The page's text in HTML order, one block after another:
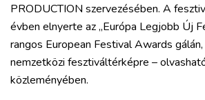
PRODUCTION szervezésében. A
évben elnyerte az „Európa Legjobb Új
rangos European Festival Awards
nemzetközi fesztiváltérképre –
közleményében.